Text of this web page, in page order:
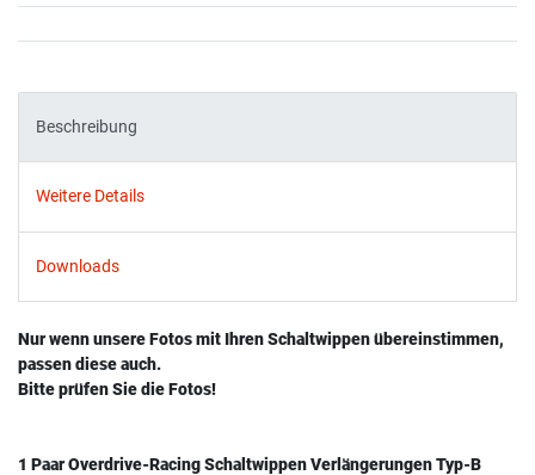
Beschreibung
Weitere Details
Downloads
Nur wenn unsere Fotos mit Ihren Schaltwippen übereinstimmen,
passen diese auch.
Bitte prüfen Sie die Fotos!
1 Paar Overdrive-Racing Schaltwippen Verlängerungen Typ-B